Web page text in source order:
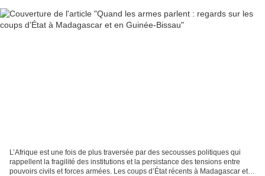
L’Afrique est une fois de plus traversée par des secousses politiques qui
rappellent la fragilité des institutions et la persistance des tensions entre
pouvoirs civils et forces armées. Les coups d’État récents à Madagascar et